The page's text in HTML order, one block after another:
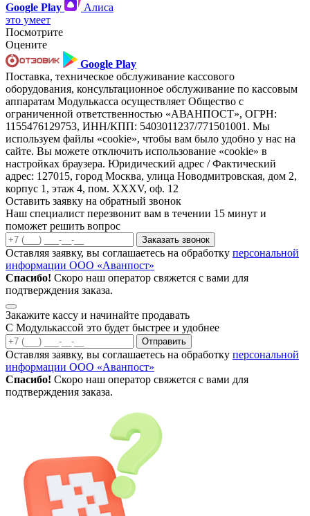
Google Play
Алиса
это умеет
Посмотрите
Оцените
Google Play
Поставка, техническое обслуживание кассового
оборудования, консультационное обслуживание по кассовым
аппаратам Модулькасса осуществляет Общество с
ограниченной ответственностью «АВАНПОСТ», ОГРН:
1155476129753, ИНН/КПП: 5403011237/771501001. Мы
используем файлы «cookie», чтобы вам было удобно у нас на
сайте. Вы можете отключить использование «cookie» в
настройках браузера. Юридический адрес / Фактический
адрес: 127015, город Москва, улица Новодмитровская, дом 2,
корпус 1, этаж 4, пом. XXXV, оф. 12
Оставить заявку на обратный звонок
Наш специалист перезвонит вам в течении 15 минут и
поможет решить вопрос
Заказать звонок
Оставляя заявку, вы соглашаетесь на обработку персональной
информации ООО «Аванпост»
Спасибо! Скоро наш оператор свяжется с вами для
подтверждения заказа.
Закажите кассу и начинайте продавать
С Модулькассой это будет быстрее и удобнее
Отправить
Оставляя заявку, вы соглашаетесь на обработку персональной
информации ООО «Аванпост»
Спасибо! Скоро наш оператор свяжется с вами для
подтверждения заказа.